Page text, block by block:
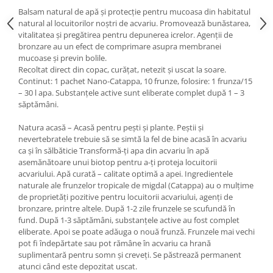
Hrana pasari
Rozatoare
Igiena rozatoare
Hrana Rozatoare
Reptile
Hrana reptile
Igiena reptile
Decoruri terarii
Incalzitoare si pompe terarii
Solutii iluminat terarii
Lampi terarii
Suplimente vitamino minerale
reptile
Accesorii diverse terarii
Iazuri
Igiena Iazuri
Conditioner apa iaz
Balsam natural de apă și protecție pentru mucoasa din habitatul
natural al locuitorilor noștri de acvariu. Promovează bunăstarea,
vitalitatea și pregătirea pentru depunerea icrelor. Agenții de
bronzare au un efect de comprimare asupra membranei
mucoase și previn bolile.
Recoltat direct din copac, curățat, netezit și uscat la soare.
Continut: 1 pachet Nano-Catappa, 10 frunze, folosire: 1 frunza/15
– 30 l apa. Substanțele active sunt eliberate complet după 1 – 3
săptămâni.
Natura acasă – Acasă pentru pești și plante. Peștii și
nevertebratele trebuie să se simtă la fel de bine acasă în acvariu
ca și în sălbăticie Transformă-ți apa din acvariu în apă
asemănătoare unui biotop pentru a-ți proteja locuitorii
acvariului. Apă curată – calitate optimă a apei. Ingredientele
naturale ale frunzelor tropicale de migdal (Catappa) au o mulțime
de proprietăți pozitive pentru locuitorii acvariului, agenți de
bronzare, printre altele. După 1-2 zile frunzele se scufundă în
fund. După 1-3 săptămâni, substanțele active au fost complet
eliberate. Apoi se poate adăuga o nouă frunză. Frunzele mai vechi
pot fi îndepărtate sau pot rămâne în acvariu ca hrană
suplimentară pentru somn și creveți. Se păstrează permanent
atunci când este depozitat uscat.